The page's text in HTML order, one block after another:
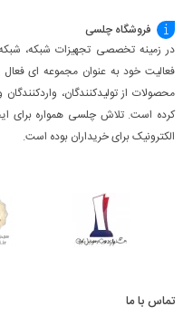
فروشگاه چلسی
در زمینه تخصصی تجهیزات شبکه،
فعالیت خود به عنوان مجموعه ای
محصولات از تولیدکنندگان،
کرده است. تلاش چلسی همواره برای
الکترونیک برای خریداران بوده است.
تماس با ما